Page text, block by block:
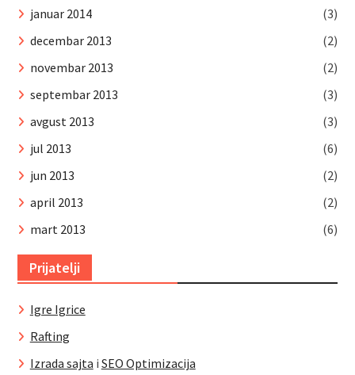
januar 2014
(3)
decembar 2013
(2)
novembar 2013
(2)
septembar 2013
(3)
avgust 2013
(3)
jul 2013
(6)
jun 2013
(2)
april 2013
(2)
mart 2013
(6)
Prijatelji
Igre Igrice
Rafting
Izrada sajta i SEO Optimizacija